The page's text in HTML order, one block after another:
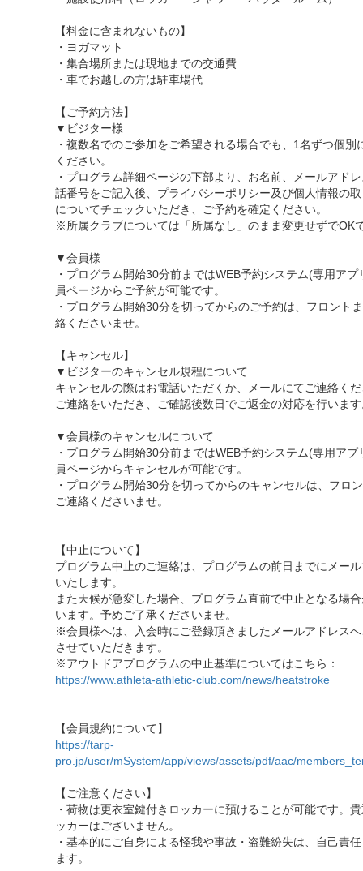
【料金に含まれないもの】
・ヨガマット
・集合場所または現地までの交通費
・車でお越しの方は駐車場代
【ご予約方法】
▼ビジター様
・複数名でのご参加をご希望される場合でも、1名ずつ個別
ください。
・プログラム詳細ページの下部より、お名前、メールアド
話番号をご記入後、プライバシーポリシー及び個人情報の
についてチェックいただき、ご予約を確定ください。
※所属クラブについては「所属なし」のまま変更せずでOK
▼会員様
・プログラム開始30分前まではWEB予約システム(専用アプ
員ページからご予約が可能です。
・プログラム開始30分を切ってからのご予約は、フロント
絡くださいませ。
【キャンセル】
▼ビジターのキャンセル規程について
キャンセルの際はお電話いただくか、メールにてご連絡く
ご連絡をいただき、ご確認後数日でご返金の対応を行いま
▼会員様のキャンセルについて
・プログラム開始30分前まではWEB予約システム(専用アプ
員ページからキャンセルが可能です。
・プログラム開始30分を切ってからのキャンセルは、フロ
ご連絡くださいませ。
【中止について】
プログラム中止のご連絡は、プログラムの前日までにメー
いたします。
また天候が急変した場合、プログラム直前で中止となる場
います。予めご了承くださいませ。
※会員様へは、入会時にご登録頂きましたメールアドレス
させていただきます。
※アウトドアプログラムの中止基準についてはこちら：
https://www.athleta-athletic-club.com/news/heatstroke
【会員規約について】
https://tarp-
pro.jp/user/mSystem/app/views/assets/pdf/aac/
【ご注意ください】
・荷物は更衣室鍵付きロッカーに預けることが可能です。
ッカーはございません。
・基本的にご自身による怪我や事故・盗難紛失は、自己責
ます。